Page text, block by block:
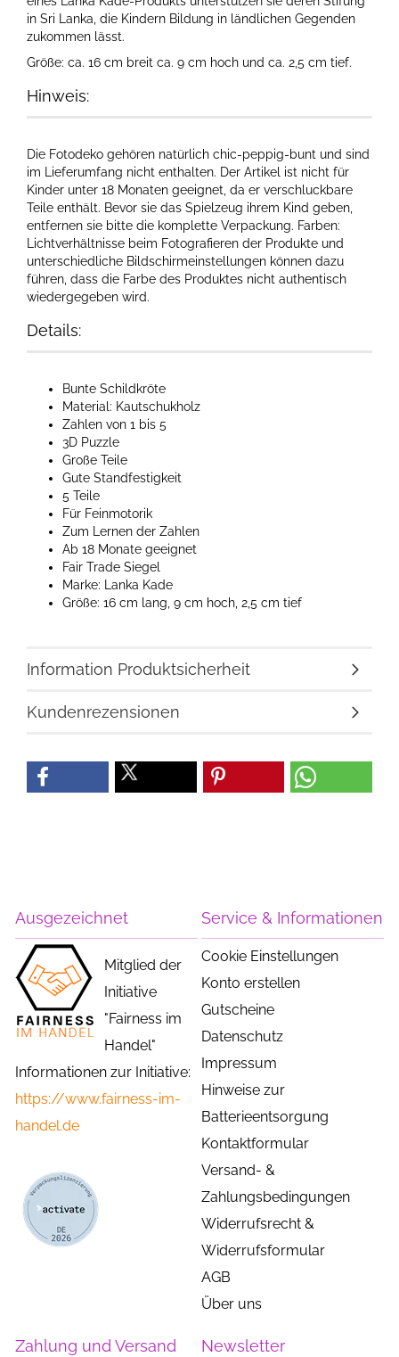
in Sri Lanka, die Kindern Bildung in ländlichen Gegenden
zukommen lässt.
Größe: ca. 16 cm breit ca. 9 cm hoch und ca. 2,5 cm tief.
Hinweis:
Die Fotodeko gehören natürlich chic-peppig-bunt und sind
im Lieferumfang nicht enthalten. Der Artikel ist nicht für
Kinder unter 18 Monaten geeignet, da er verschluckbare
Teile enthält. Bevor sie das Spielzeug ihrem Kind geben,
entfernen sie bitte die komplette Verpackung. Farben:
Lichtverhältnisse beim Fotografieren der Produkte und
unterschiedliche Bildschirmeinstellungen können dazu
führen, dass die Farbe des Produktes nicht authentisch
wiedergegeben wird.
Details:
Bunte Schildkröte
Material: Kautschukholz
Zahlen von 1 bis 5
3D Puzzle
Große Teile
Gute Standfestigkeit
5 Teile
Für Feinmotorik
Zum Lernen der Zahlen
Ab 18 Monate geeignet
Fair Trade Siegel
Marke: Lanka Kade
Größe: 16 cm lang, 9 cm hoch, 2,5 cm tief
Information Produktsicherheit
Kundenrezensionen
Ausgezeichnet
Mitglied der
Initiative
"Fairness im
Handel"
Informationen zur Initiative:
https://www.fairness-im-
handel.de
Service & Informationen
Cookie Einstellungen
Konto erstellen
Gutscheine
Datenschutz
Impressum
Hinweise zur
Batterieentsorgung
Kontaktformular
Versand- &
Zahlungsbedingungen
Widerrufsrecht &
Widerrufsformular
AGB
Über uns
Zahlung und Versand Newsletter